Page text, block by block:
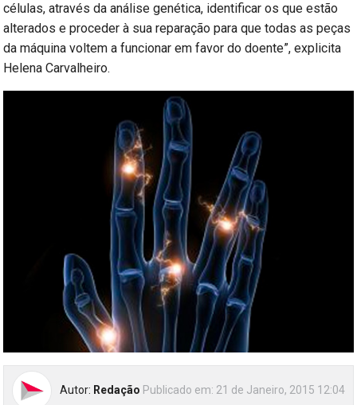
células, através da análise genética, identificar os que estão
alterados e proceder à sua reparação para que todas as peças
da máquina voltem a funcionar em favor do doente”, explicita
Helena Carvalheiro.
Autor: Redação Publicado em: 21 de Janeiro, 2015 12:04